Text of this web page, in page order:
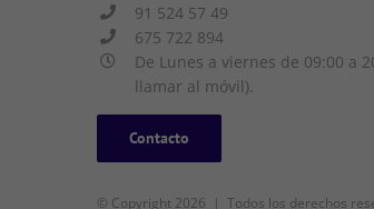
91 524 57 49
675 722 894
De Lunes a viernes de 09:00 a
llamar al móvil).
Contacto
© Copyright 2026 | Todos los derechos